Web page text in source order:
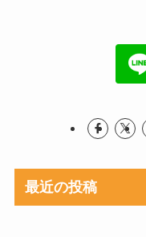
最近の投稿